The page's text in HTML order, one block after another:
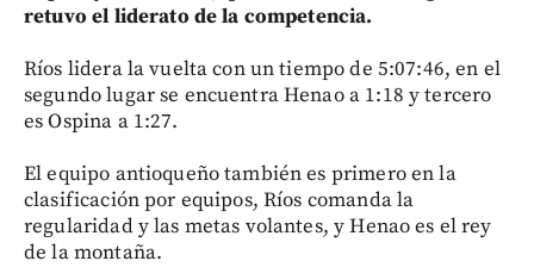
retuvo el liderato de la competencia.
Ríos lidera la vuelta con un tiempo de 5:07:46, en el
segundo lugar se encuentra Henao a 1:18 y tercero
es Ospina a 1:27.
El equipo antioqueño también es primero en la
clasificación por equipos, Ríos comanda la
regularidad y las metas volantes, y Henao es el rey
de la montaña.